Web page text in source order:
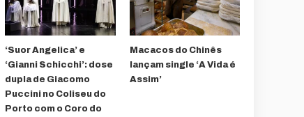
‘Suor Angelica’ e
‘Gianni Schicchi’: dose
dupla de Giacomo
Puccini no Coliseu do
Porto com o Coro do
Macacos do Chinês
lançam single ‘A Vida é
Assim’